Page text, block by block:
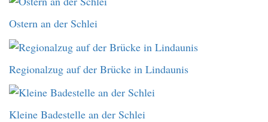
Ostern an der Schlei
Regionalzug auf der Brücke in Lindaunis
Kleine Badestelle an der Schlei